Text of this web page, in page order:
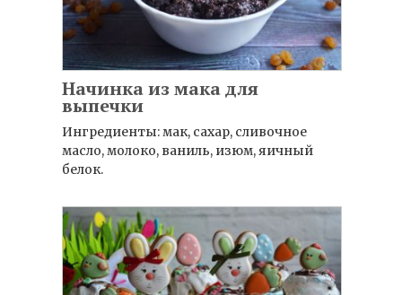
Начинка из мака для
выпечки
Ингредиенты: мак, сахар, сливочное
масло, молоко, ваниль, изюм, яичный
белок.